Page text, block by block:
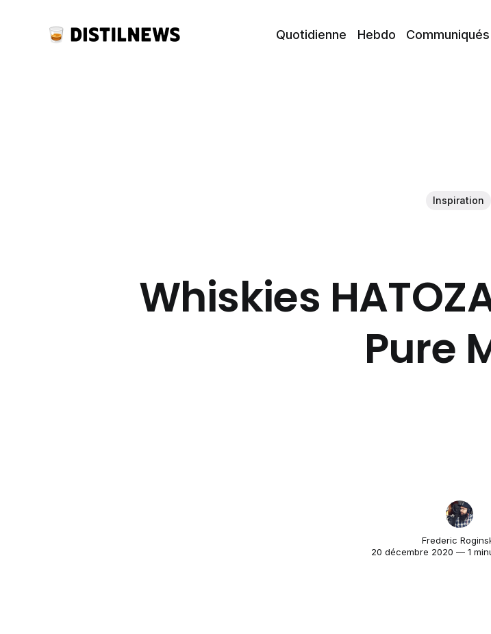
Quotidienne Hebdo Communiqués
Inspiration
Whiskies
Pure
Frederic
20 décembre 2020 — 1